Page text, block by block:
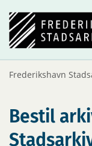
Frederikshavn
Bestil